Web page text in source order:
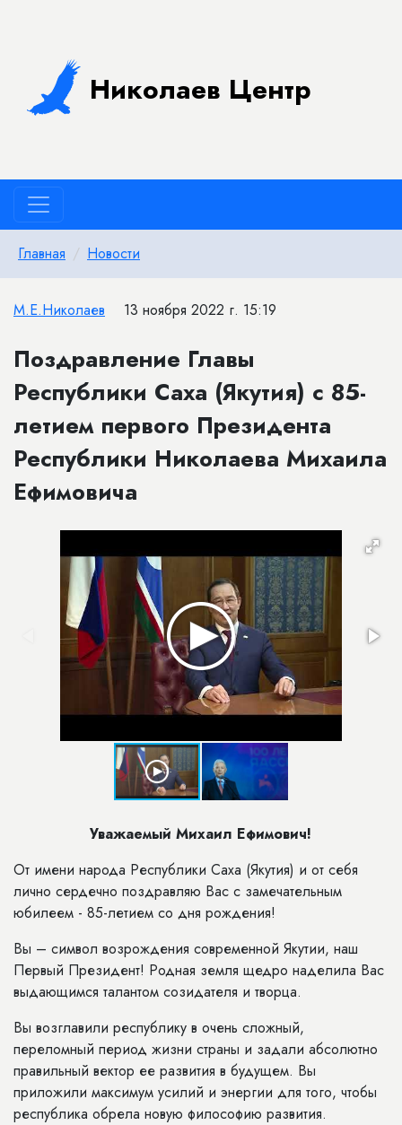
Николаев Центр
Главная Новости
М.Е.Николаев 13 ноября 2022 г. 15:19
Поздравление Главы
Республики Саха (Якутия) с 85-
летием первого Президента
Республики Николаева Михаила
Ефимовича
Уважаемый Михаил Ефимович!
От имени народа Республики Саха (Якутия) и от себя
лично сердечно поздравляю Вас с замечательным
юбилеем - 85-летием со дня рождения!
Вы – символ возрождения современной Якутии, наш
Первый Президент! Родная земля щедро наделила Вас
выдающимся талантом созидателя и творца.
Вы возглавили республику в очень сложный,
переломный период жизни страны и задали абсолютно
правильный вектор ее развития в будущем. Вы
приложили максимум усилий и энергии для того, чтобы
республика обрела новую философию развития.